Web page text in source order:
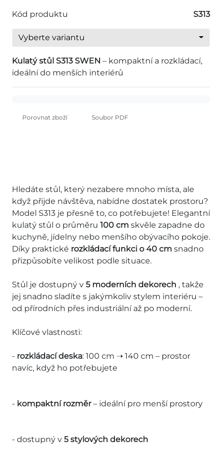
Kód produktu S313
Vyberte variantu
Kulatý stůl S313 SWEN – kompaktní a rozkládací,
ideální do menších interiérů
Porovnat zboží Soubor PDF
Hledáte stůl, který nezabere mnoho místa, ale
když přijde návštěva, nabídne dostatek prostoru?
Model S313 je přesně to, co potřebujete! Elegantní
kulatý stůl o průměru 100 cm skvěle zapadne do
kuchyně, jídelny nebo menšího obývacího pokoje.
Díky praktické rozkládací funkci o 40 cm snadno
přizpůsobíte velikost podle situace.
Stůl je dostupný v 5 moderních dekorech , takže
jej snadno sladíte s jakýmkoliv stylem interiéru –
od přírodních přes industriální až po moderní.
Klíčové vlastnosti:
- rozkládací deska: 100 cm ➝ 140 cm – prostor
navíc, když ho potřebujete
- kompaktní rozměr– ideální pro menší prostory
- dostupný v 5 stylových dekorech